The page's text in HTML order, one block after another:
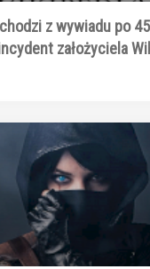
z wywiadu po
założyciela